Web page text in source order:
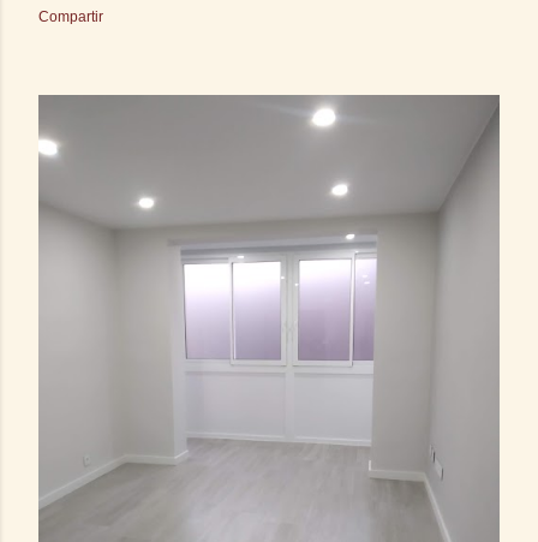
Compartir